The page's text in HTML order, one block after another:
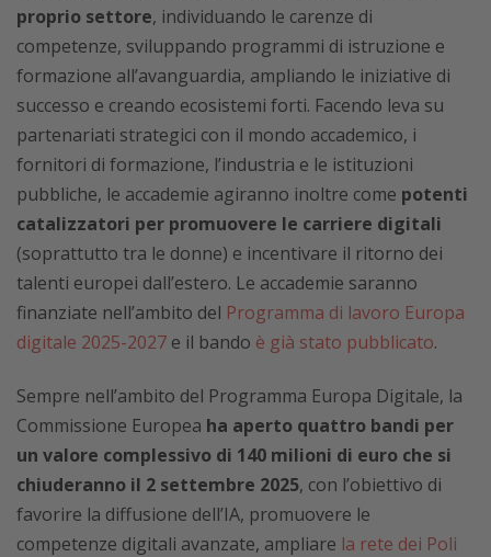
proprio settore, individuando le carenze di
competenze, sviluppando programmi di istruzione e
formazione all’avanguardia, ampliando le iniziative di
successo e creando ecosistemi forti. Facendo leva su
partenariati strategici con il mondo accademico, i
fornitori di formazione, l’industria e le istituzioni
pubbliche, le accademie agiranno inoltre come potenti
catalizzatori per promuovere le carriere digitali
(soprattutto tra le donne) e incentivare il ritorno dei
talenti europei dall’estero. Le accademie saranno
finanziate nell’ambito del Programma di lavoro Europa
digitale 2025-2027 e il bando è già stato pubblicato.
Sempre nell’ambito del Programma Europa Digitale, la
Commissione Europea ha aperto quattro bandi per
un valore complessivo di 140 milioni di euro che si
chiuderanno il 2 settembre 2025, con l’obiettivo di
favorire la diffusione dell’IA, promuovere le
competenze digitali avanzate, ampliare la rete dei Poli